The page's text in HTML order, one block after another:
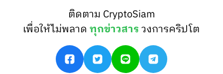
ติดตาม CryptoSiam
เพื่อให้ไม่พลาดทุกข่าวสารวงการคริปโต